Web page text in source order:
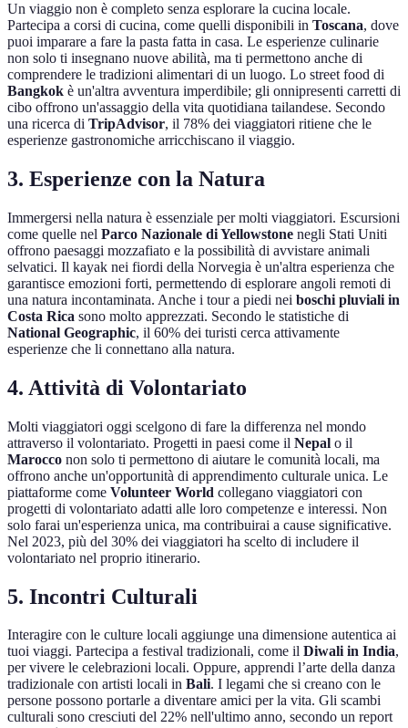
Un viaggio non è completo senza esplorare la cucina locale.
Partecipa a corsi di cucina, come quelli disponibili in Toscana, dove
puoi imparare a fare la pasta fatta in casa. Le esperienze culinarie
non solo ti insegnano nuove abilità, ma ti permettono anche di
comprendere le tradizioni alimentari di un luogo. Lo street food di
Bangkok è un'altra avventura imperdibile; gli onnipresenti carretti di
cibo offrono un'assaggio della vita quotidiana tailandese. Secondo
una ricerca di TripAdvisor, il 78% dei viaggiatori ritiene che le
esperienze gastronomiche arricchiscano il viaggio.
3. Esperienze con la Natura
Immergersi nella natura è essenziale per molti viaggiatori. Escursioni
come quelle nel Parco Nazionale di Yellowstone negli Stati Uniti
offrono paesaggi mozzafiato e la possibilità di avvistare animali
selvatici. Il kayak nei fiordi della Norvegia è un'altra esperienza che
garantisce emozioni forti, permettendo di esplorare angoli remoti di
una natura incontaminata. Anche i tour a piedi nei boschi pluviali in
Costa Rica sono molto apprezzati. Secondo le statistiche di
National Geographic, il 60% dei turisti cerca attivamente
esperienze che li connettano alla natura.
4. Attività di Volontariato
Molti viaggiatori oggi scelgono di fare la differenza nel mondo
attraverso il volontariato. Progetti in paesi come il Nepal o il
Marocco non solo ti permettono di aiutare le comunità locali, ma
offrono anche un'opportunità di apprendimento culturale unica. Le
piattaforme come Volunteer World collegano viaggiatori con
progetti di volontariato adatti alle loro competenze e interessi. Non
solo farai un'esperienza unica, ma contribuirai a cause significative.
Nel 2023, più del 30% dei viaggiatori ha scelto di includere il
volontariato nel proprio itinerario.
5. Incontri Culturali
Interagire con le culture locali aggiunge una dimensione autentica ai
tuoi viaggi. Partecipa a festival tradizionali, come il Diwali in India,
per vivere le celebrazioni locali. Oppure, apprendi l’arte della danza
tradizionale con artisti locali in Bali. I legami che si creano con le
persone possono portarle a diventare amici per la vita. Gli scambi
culturali sono cresciuti del 22% nell'ultimo anno, secondo un report